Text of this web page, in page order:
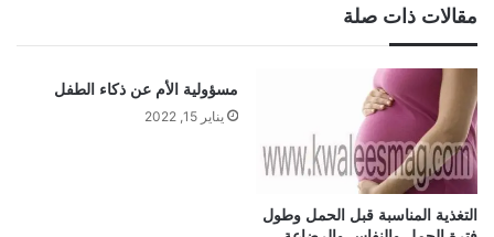
مقالات ذات صلة
التغذية المناسبة قبل الحمل وطول
مسؤولية الأم عن ذكاء الطفل
يناير 15, 2022